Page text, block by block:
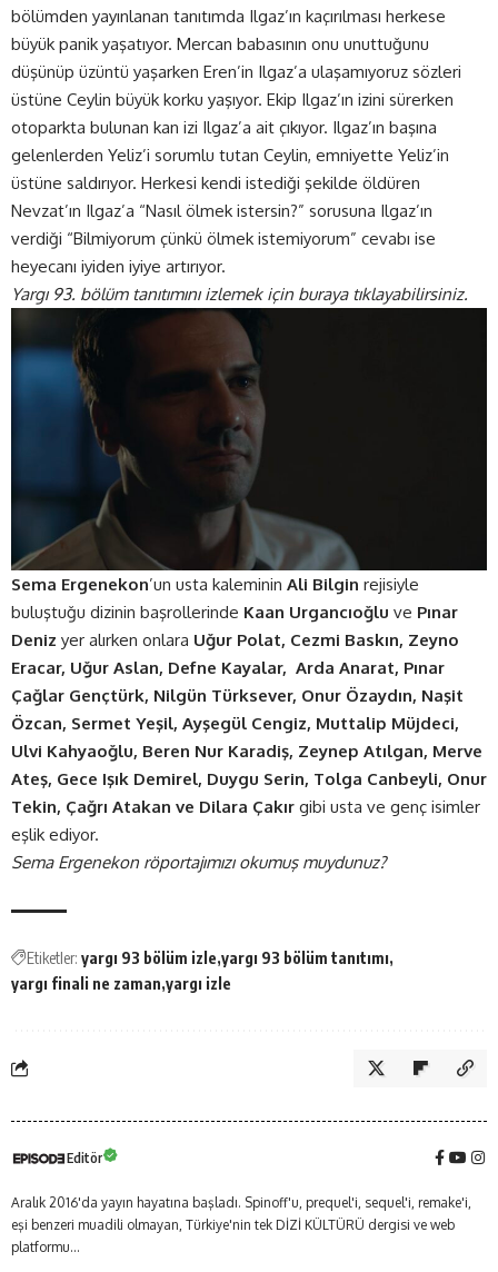
bölümden yayınlanan tanıtımda Ilgaz’ın kaçırılması herkese
büyük panik yaşatıyor. Mercan babasının onu unuttuğunu
düşünüp üzüntü yaşarken Eren’in Ilgaz’a ulaşamıyoruz sözleri
üstüne Ceylin büyük korku yaşıyor. Ekip Ilgaz’ın izini sürerken
otoparkta bulunan kan izi Ilgaz’a ait çıkıyor. Ilgaz’ın başına
gelenlerden Yeliz’i sorumlu tutan Ceylin, emniyette Yeliz’in
üstüne saldırıyor. Herkesi kendi istediği şekilde öldüren
Nevzat’ın Ilgaz’a “Nasıl ölmek istersin?” sorusuna Ilgaz’ın
verdiği “Bilmiyorum çünkü ölmek istemiyorum” cevabı ise
heyecanı iyiden iyiye artırıyor.
Yargı 93. bölüm tanıtımını izlemek için burayatıklayabilirsiniz.
Sema Ergenekon’un usta kaleminin Ali Bilgin rejisiyle
buluştuğu dizinin başrollerinde Kaan Urgancıoğlu ve Pınar
Deniz yer alırken onlara Uğur Polat, Cezmi Baskın, Zeyno
Eracar, Uğur Aslan, Defne Kayalar, Arda Anarat, Pınar
Çağlar Gençtürk, Nilgün Türksever, Onur Özaydın, Naşit
Özcan, Sermet Yeşil, Ayşegül Cengiz, Muttalip Müjdeci,
Ulvi Kahyaoğlu, Beren Nur Karadiş, Zeynep Atılgan, Merve
Ateş, Gece Işık Demirel, Duygu Serin, Tolga Canbeyli, Onur
Tekin, Çağrı Atakan ve Dilara Çakır gibi usta ve genç isimler
eşlik ediyor.
Sema Ergenekon röportajımızı okumuş muydunuz?
Etiketler: yargı 93 bölüm izle yargı 93 bölüm tanıtımı
yargı finali ne zaman yargı izle
Editör
Aralık 2016'da yayın hayatına başladı. Spinoff'u, prequel'i, sequel'i, remake'i,
eşi benzeri muadili olmayan, Türkiye'nin tek DİZİ KÜLTÜRÜ dergisi ve web
platformu...